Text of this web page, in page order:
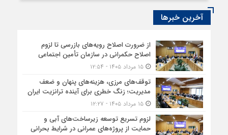
آخرین خبرها
از ضرورت اصلاح رویه‌های بازرسی تا لزوم
اصلاح حکمرانی در سازمان تأمین اجتماعی
۱۵ مرداد ۱۴۰۵ - ۱۲:۵۴
توقف‌های مرزی، هزینه‌های پنهان و ضعف
مدیریت؛ زنگ خطری برای آینده ترانزیت ایران
۱۵ مرداد ۱۴۰۵ - ۱۲:۲۷
لزوم تسریع توسعه زیرساخت‌های آبی و
حمایت از پروژه‌های عمرانی در شرایط بحرانی